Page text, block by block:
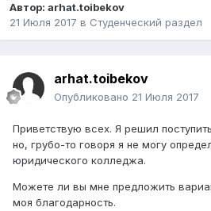
Автор: arhat.toibekov
21 Июля 2017 в Студенческий раздел
arhat.toibekov
Опубликовано 21 Июля 2017
Приветствую всех. Я решил
но, грубо-то говоря я не могу
юридического колледжа.
Можете ли вы мне предложить
моя благодарность.